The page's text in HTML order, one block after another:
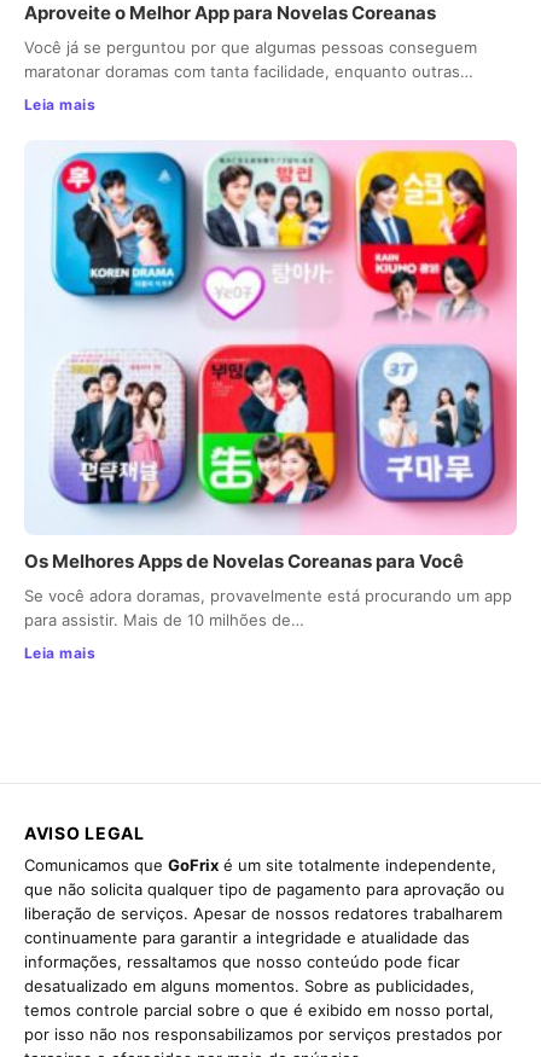
Aproveite o Melhor App para Novelas Coreanas
Você já se perguntou por que algumas pessoas conseguem
maratonar doramas com tanta facilidade, enquanto outras…
Leia mais
Os Melhores Apps de Novelas Coreanas para Você
Se você adora doramas, provavelmente está procurando um app
para assistir. Mais de 10 milhões de…
Leia mais
AVISO LEGAL
Comunicamos que GoFrix é um site totalmente independente,
que não solicita qualquer tipo de pagamento para aprovação ou
liberação de serviços. Apesar de nossos redatores trabalharem
continuamente para garantir a integridade e atualidade das
informações, ressaltamos que nosso conteúdo pode ficar
desatualizado em alguns momentos. Sobre as publicidades,
temos controle parcial sobre o que é exibido em nosso portal,
por isso não nos responsabilizamos por serviços prestados por